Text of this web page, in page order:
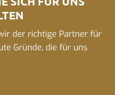
der richtige Partner für
Gründe, die für uns